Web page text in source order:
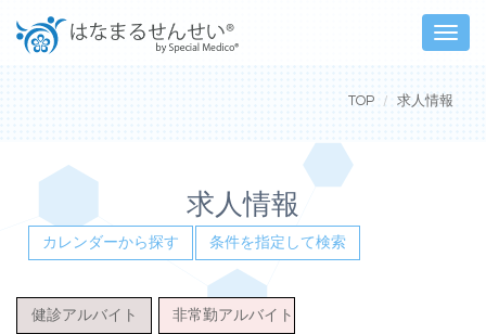
Toggle
TOP 求人情報
求人情報
カレンダーから探す 条件を指定して検索
健診アルバイト 非常勤アルバイト